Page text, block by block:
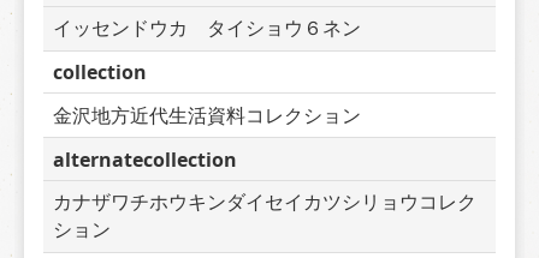
イッセンドウカ　タイショウ６ネン
collection
金沢地方近代生活資料コレクション
alternatecollection
カナザワチホウキンダイセイカツシリョウコレク
ション